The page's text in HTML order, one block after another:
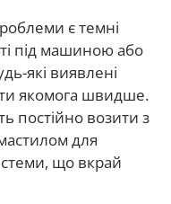
є темні
під машиною або
які виявлені
якомога швидше.
постійно возити з
для
що вкрай